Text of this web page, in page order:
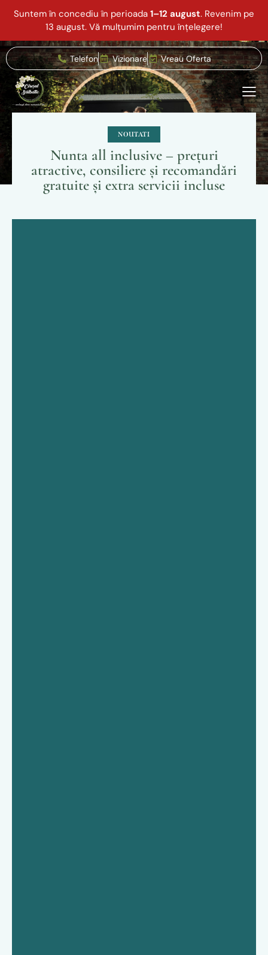
Suntem în concediu în perioada 1–12 august. Revenim pe
13 august. Vă mulțumim pentru înțelegere!
Telefon Vizionare Vreau Oferta
NOUTATI
Nunta all inclusive – prețuri
atractive, consiliere și recomandări
gratuite și extra servicii incluse